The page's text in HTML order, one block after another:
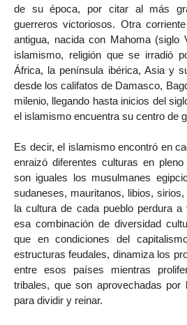
de su época, por citar al más
guerreros victoriosos. Otra
antigua, nacida con Mahoma (siglo
islamismo, religión que se irradió
África, la península ibérica, Asia y
desde los califatos de Damasco,
milenio, llegando hasta inicios del
el islamismo encuentra su centro de
Es decir, el islamismo encontró en
enraizó diferentes culturas en
son iguales los musulmanes
sudaneses, mauritanos, libios,
la cultura de cada pueblo perdura
esa combinación de diversidad
que en condiciones del
estructuras feudales, dinamiza los
entre esos países mientras
tribales, que son aprovechadas por
para dividir y reinar.